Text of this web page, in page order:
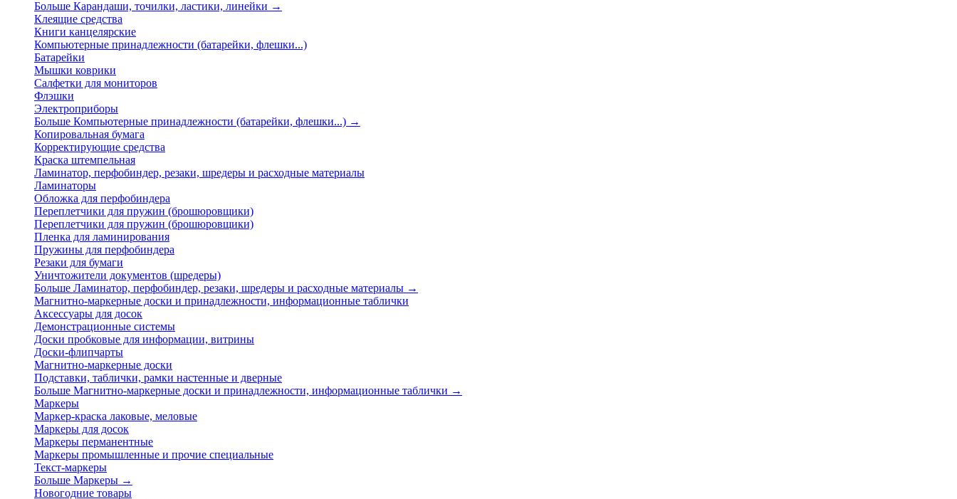
Больше Карандаши, точилки, ластики, линейки →
Клеящие средства
Книги канцелярские
Компьютерные принадлежности (батарейки, флешки...)
Батарейки
Мышки коврики
Салфетки для мониторов
Флэшки
Электроприборы
Больше Компьютерные принадлежности (батарейки, флешки...) →
Копировальная бумага
Корректирующие средства
Краска штемпельная
Ламинатор, перфобиндер, резаки, шредеры и расходные материалы
Ламинаторы
Обложка для перфобиндера
Переплетчики для пружин (брошюровщики)
Переплетчики для пружин (брошюровщики)
Пленка для ламинирования
Пружины для перфобиндера
Резаки для бумаги
Уничтожители документов (шредеры)
Больше Ламинатор, перфобиндер, резаки, шредеры и расходные материалы →
Магнитно-маркерные доски и принадлежности, информационные таблички
Аксессуары для досок
Демонстрационные системы
Доски пробковые для информации, витрины
Доски-флипчарты
Магнитно-маркерные доски
Подставки, таблички, рамки настенные и дверные
Больше Магнитно-маркерные доски и принадлежности, информационные таблички →
Маркеры
Маркер-краска лаковые, меловые
Маркеры для досок
Маркеры перманентные
Маркеры промышленные и прочие специальные
Текст-маркеры
Больше Маркеры →
Новогодние товары